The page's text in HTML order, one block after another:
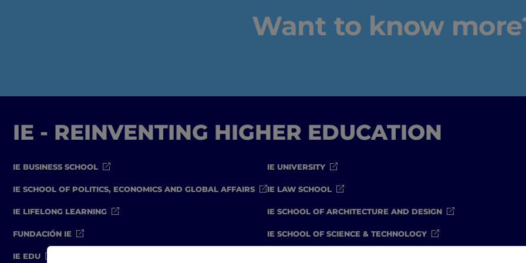
Want to know
IE - REINVENTING HIGHER EDUCATION
IE BUSINESS SCHOOL
IE SCHOOL OF POLITICS, ECONOMICS AND GLOBAL AFFAIRS
IE LIFELONG LEARNING
FUNDACIÓN IE
IE EDU
IE UNIVERSITY
IE LAW SCHOOL
IE SCHOOL OF ARCHITECTURE AND DESIGN
IE SCHOOL OF SCIENCE & TECHNOLOGY